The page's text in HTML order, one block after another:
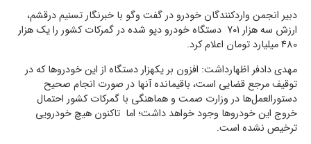
دبیر انجمن واردکنندگان خودرو در گفت وگو با خبرنگار تسنیم درقشم،
ارزش سه هزار 701 دستگاه خودرو دپو شده در گمرکات کشور را یک هزار
480 میلیارد تومان اعلام کرد.
مهدی دادفر اظهارداشت: افزون بر یکهزار دستگاه از این خودروها که در
توقیف مرجع قضایی است، باقیمانده آنها در صورت انجام صحیح
دستورالعمل‌ها در وزارت صمت و هماهنگی با گمرکات کشور احتمال
خروج این خودروها وجود خواهد داشت؛ اما تاکنون هیچ خودرویی
ترخیص نشده است.